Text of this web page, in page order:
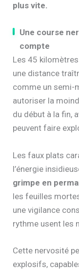
plus vite.
Une course
compte
Les 45
une distance
comme un semi-
autoriser la
du début à la fin,
peuvent faire
Les faux plats
l’énergie
grimpe en
les feuilles
une vigilance
rythme usent les
Cette nervosité
explosifs,